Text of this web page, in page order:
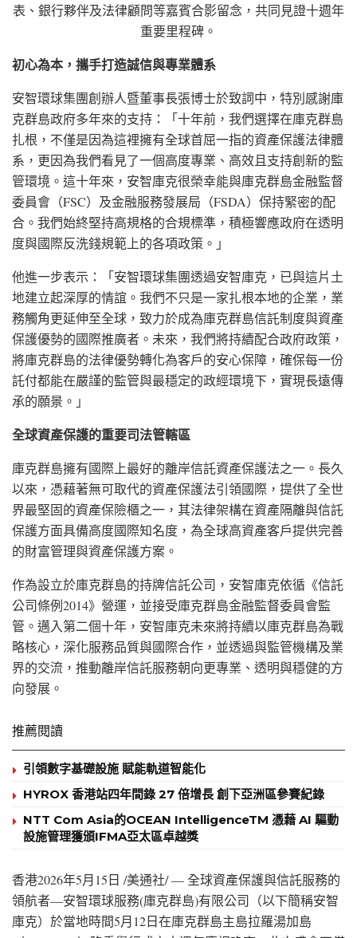
表、銀行夥伴及法律顧問等嘉賓合影留念，共同見證十週年
重要里程碑。
初心為本，攜手打造誠信與專業體系
安智環球集團創辦人暨董事長張博士於致詞中，特別感謝庫
克群島政府多年來的支持：「十年前，我們選擇在庫克群島
扎根，不僅是因為這裡擁有全球首屈一指的資產保護法律體
系，更因為我們看見了一個高度專業、高效且支持創新的監
管環境。這十年來，安智庫克很榮幸能與庫克群島金融監督
委員會（FSC）及金融服務發展局（FSDA）保持緊密的配
合。我們始終堅持高規格的合規標準，積極響應政府在透明
度與國際反洗錢規範上的各項政策。」
他進一步表示：「安智環球集團透過安智庫克，已與這片土
地建立起深厚的情誼。我們不只是一家扎根本地的企業，業
務觸角更延伸至全球，致力於成為庫克群島信託制度與資產
保護優勢的國際推廣者。未來，我們將持續配合政府政策，
將庫克群島的法律優勢轉化為客戶的安心保障，確保每一份
託付都能在嚴謹的監管與最穩定的政經環境下，實現長遠傳
承的願景。」
全球資產保護的重要司法管轄區
庫克群島擁有國際上最好的離岸信託資產保護法之一。長久
以來，憑藉著無可取代的資產保護法引領國際，提供了全世
界最堅固的資產保險櫃之一，其法律架構在資產隔離與信託
保護方面具備高度國際知名度，為全球高資產客戶提供完善
的財富管理與資產保護方案。
作為設立於庫克群島的持牌信託公司，安智庫克依循《信託
公司條例2014》營運，並接受庫克群島金融監督委員會監
管。邁入第二個十年，安智庫克未來將持續以庫克群島為戰
略核心，深化服務品質與國際合作，並透過與監管機構及業
界的交流，推動離岸信託服務朝向更專業、透明與穩健的方
向發展。
推薦閱讀
引領數字基礎設施 賦能軌道智能化
HYROX 香港站四年間錄 27 倍增長 創下亞洲區參賽紀錄
NTT Com Asia的OCEAN IntelligenceTM 憑藉 AI 驅動
設施管理獲頒IFMA亞太區卓越獎
香港2026年5月15日 /美通社/ — 全球資產保護與信託服務的
領航者—安智環球服務(庫克群島)有限公司（以下簡稱安智
庫克）於當地時間5月12日在庫克群島主島拉羅湯加島